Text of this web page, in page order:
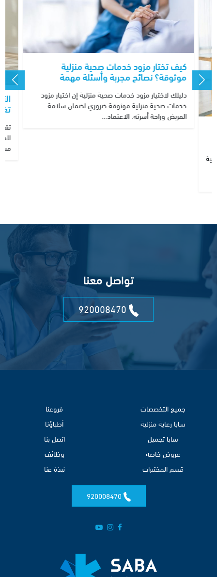
كيف تختار مزود خدمات صحية منزلية
موثوقة؟ نصائح مجربة وأسئلة مهمة
دليلك لاختيار مزود خدمات صحية منزلية إن اختيار مزود
خدمات صحية منزلية موثوقة ضروري لضمان سلامة
المريض وراحة أسرته. الاعتماد…
تواصل معنا
جميع التخصصات
سابا رعاية منزلية
سابا تجميل
عروض خاصة
قسم المختبرات
فروعنا
أطباؤنا
اتصل بنا
وظائف
نبذة عنا